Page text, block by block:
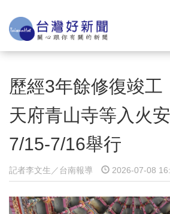
歷經3年餘修復竣
天府青山寺等入火
7/15-7/16舉行
記者李文生／台南報導 2026-07-08